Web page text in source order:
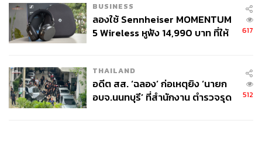
BUSINESS
ลองใช้ Sennheiser MOMENTUM
5 Wireless หูฟัง 14,990 บาท ที่ให้
617
THAILAND
อดีต สส. ‘ฉลอง’ ก่อเหตุยิง ‘นายก
อบจ.นนทบุรี’ ที่สำนักงาน ตำรวจรุด
512